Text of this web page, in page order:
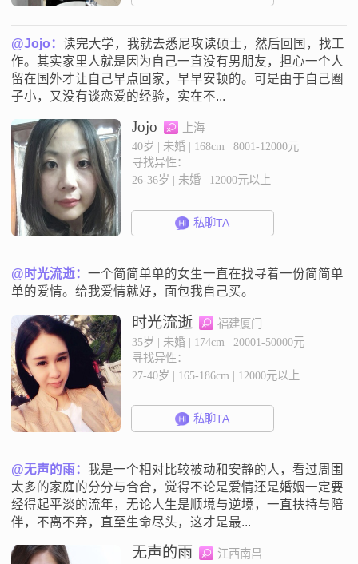
@Jojo：读完大学，我就去悉尼攻读硕士，然后回国，找工
作。其实家里人就是因为自己一直没有男朋友，担心一个人
留在国外才让自己早点回家，早早安顿的。可是由于自己圈
子小，又没有谈恋爱的经验，实在不...
Jojo
上海
40岁 | 未婚 | 168cm | 8001-12000元
寻找异性：
26-36岁 | 未婚 | 12000元以上
私聊TA
@时光流逝：一个简简单单的女生一直在找寻着一份简简单
单的爱情。给我爱情就好，面包我自己买。
时光流逝
福建厦门
35岁 | 未婚 | 174cm | 20001-50000元
寻找异性：
27-40岁 | 165-186cm | 12000元以上
私聊TA
@无声的雨：我是一个相对比较被动和安静的人，看过周围
太多的家庭的分分与合合，觉得不论是爱情还是婚姻一定要
经得起平淡的流年，无论人生是顺境与逆境，一直扶持与陪
伴，不离不弃，直至生命尽头，这才是最...
无声的雨
江西南昌